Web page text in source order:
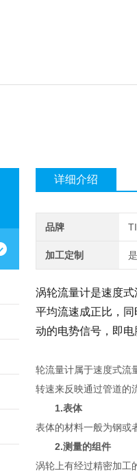
详细介绍
品牌
加工定制
涡轮流量计是速度
平均流速成正比，
动的电势信号，即
轮流量计属于速度式流
转速来反映通过管道的
1.表体
表体的材料一般为钢或
2.测量的组件
涡轮上有经过精密加工